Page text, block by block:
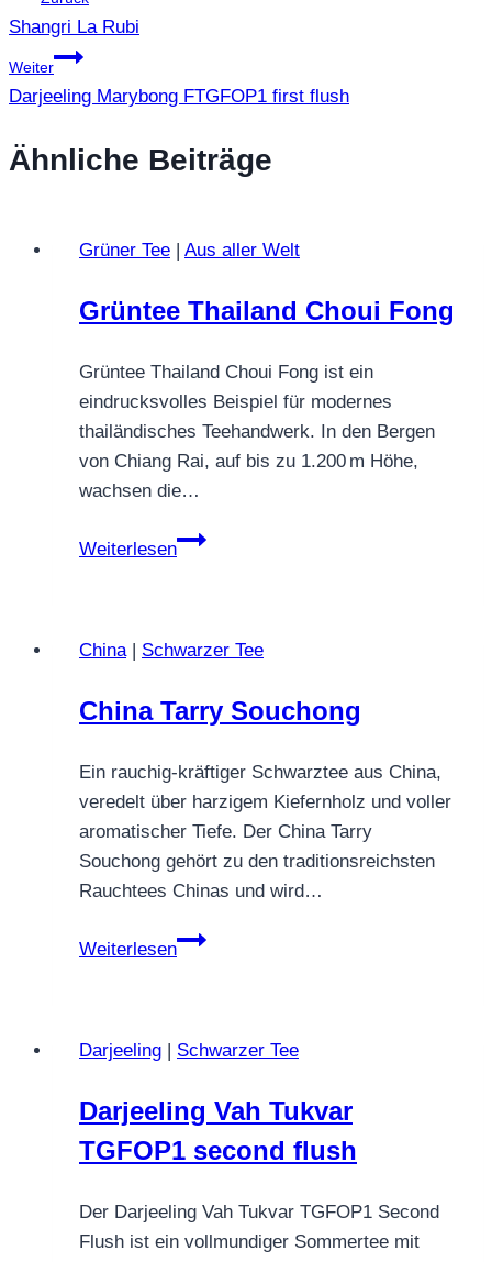
Shangri La Rubi
Weiter
Darjeeling Marybong FTGFOP1 first flush
Ähnliche Beiträge
Grüner Tee | Aus aller Welt
Grüntee Thailand Choui Fong
Grüntee Thailand Choui Fong ist ein
eindrucksvolles Beispiel für modernes
thailändisches Teehandwerk. In den Bergen
von Chiang Rai, auf bis zu 1.200 m Höhe,
wachsen die…
Weiterlesen
Grüntee
China | Schwarzer Tee
China Tarry Souchong
Ein rauchig‑kräftiger Schwarztee aus China,
veredelt über harzigem Kiefernholz und voller
aromatischer Tiefe. Der China Tarry
Souchong gehört zu den traditionsreichsten
Rauchtees Chinas und wird…
Weiterlesen
China
Darjeeling | Schwarzer Tee
Darjeeling Vah Tukvar
TGFOP1 second flush
Der Darjeeling Vah Tukvar TGFOP1 Second
Flush ist ein vollmundiger Sommertee mit